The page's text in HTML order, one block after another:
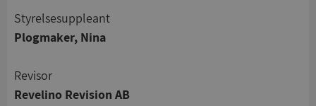
Styrelsesuppleant
Plogmaker, Nina
Revisor
Revelino Revision AB
Strikt nödvändigt
kärnwebbplatsfunktioner som användarinloggning
och kontohantering. Webbplatsen kan inte